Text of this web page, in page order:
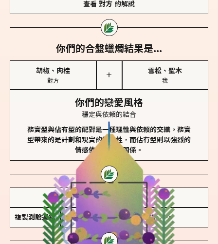
查看 對方 的解說
你們的合盤蠟燭結果是...
胡椒、肉桂
對方
＋
雪松、聖木
我
你們的戀愛風格
穩定與依賴的結合
務實型與佔有型的配對是一種理性與依賴的交織。務實
型帶來的是計劃和現實的穩定性，而佔有型則以強烈的
情感依賴來維護關係。
儲存我的結果圖
複製測驗連結 查看香氛類型全解析 >>>